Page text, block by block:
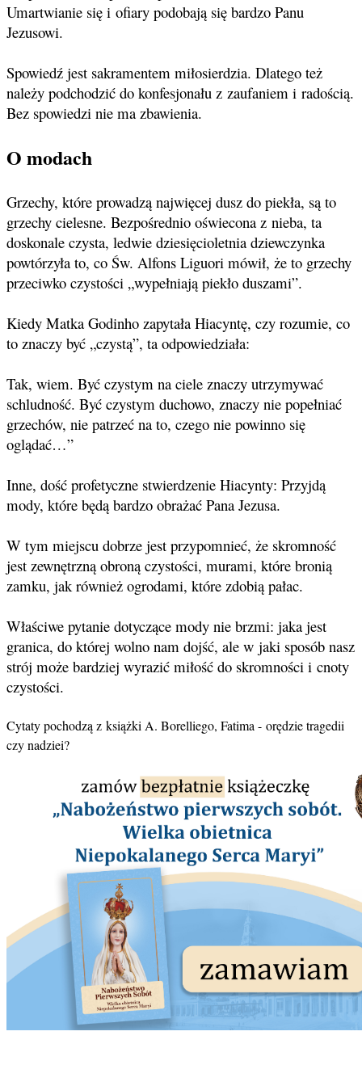
Umartwianie się i ofiary podobają się bardzo Panu
Jezusowi.
Spowiedź jest sakramentem miłosierdzia. Dlatego też
należy podchodzić do konfesjonału z zaufaniem i radością.
Bez spowiedzi nie ma zbawienia.
O modach
Grzechy, które prowadzą najwięcej dusz do piekła, są to
grzechy cielesne. Bezpośrednio oświecona z nieba, ta
doskonale czysta, ledwie dziesięcioletnia dziewczynka
powtórzyła to, co Św. Alfons Liguori mówił, że to grzechy
przeciwko czystości „wypełniają piekło duszami”.
Kiedy Matka Godinho zapytała Hiacyntę, czy rozumie, co
to znaczy być „czystą”, ta odpowiedziała:
Tak, wiem. Być czystym na ciele znaczy utrzymywać
schludność. Być czystym duchowo, znaczy nie popełniać
grzechów, nie patrzeć na to, czego nie powinno się
oglądać…”
Inne, dość profetyczne stwierdzenie Hiacynty: Przyjdą
mody, które będą bardzo obrażać Pana Jezusa.
W tym miejscu dobrze jest przypomnieć, że skromność
jest zewnętrzną obroną czystości, murami, które bronią
zamku, jak również ogrodami, które zdobią pałac.
Właściwe pytanie dotyczące mody nie brzmi: jaka jest
granica, do której wolno nam dojść, ale w jaki sposób nasz
strój może bardziej wyrazić miłość do skromności i cnoty
czystości.
Cytaty pochodzą z książki A. Borelliego, Fatima - orędzie tragedii
czy nadziei?